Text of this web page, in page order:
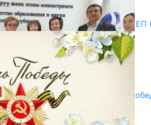
Медиа
СУЗАКТА 750 ОРУНДУУ
ПАЙДАЛАНУУГА БЕРИЛЕТ
07.08.2025
Улуу Жеңиштин жандуу сөзү
29.04.2025
Награды в преддверии Дня
29.04.2025